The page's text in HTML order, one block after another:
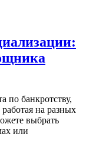
по банкротству,
на разных
выбрать
или